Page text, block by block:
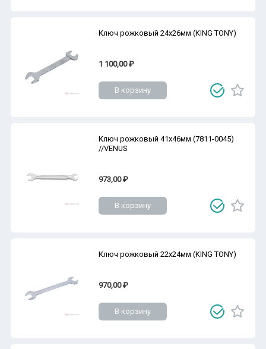
Ключ рожковый 24х26мм (KING TONY)
1 100,00 ₽
В корзину
Ключ рожковый 41х46мм (7811-0045)
//VENUS
973,00 ₽
В корзину
Ключ рожковый 22х24мм (KING TONY)
970,00 ₽
В корзину